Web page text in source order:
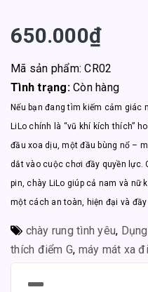
650.000₫
Mã sản phẩm: CR02
Tình trạng: Còn hàng
Nếu bạn đang tìm kiếm cảm giác
LiLo chính là “vũ khí kích thích”
đầu xoa dịu, một đầu bùng nổ –
dắt vào cuộc chơi đầy quyền lực.
pin, chày LiLo giúp cả nam và nữ
một cách an toàn, hiện đại và
chày rung tình yêu,
thích điểm G, máy mát xa